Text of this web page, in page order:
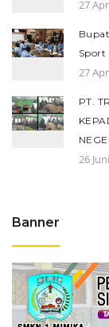
27
Sport
27
PT.
26
Banner